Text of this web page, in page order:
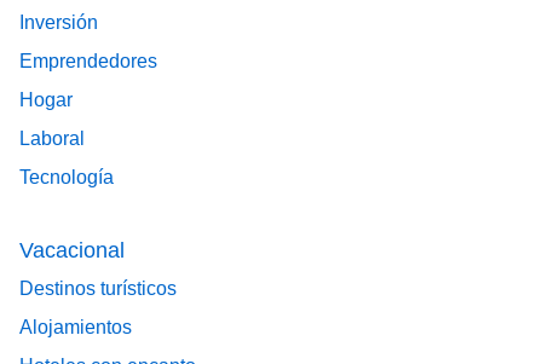
Inversión
Emprendedores
Hogar
Laboral
Tecnología
Vacacional
Destinos turísticos
Alojamientos